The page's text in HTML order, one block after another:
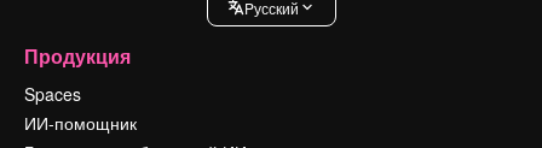
Pусский
Продукция
Spaces
ИИ-помощник